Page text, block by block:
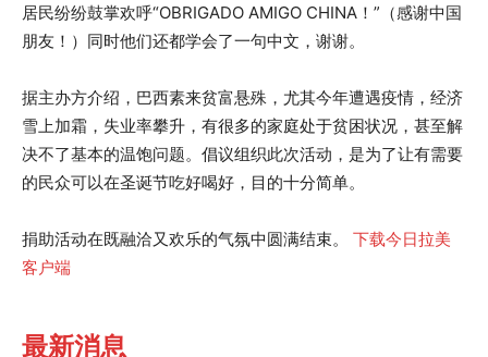
居民纷纷鼓掌欢呼“OBRIGADO AMIGO CHINA！”（感谢中国
朋友！）同时他们还都学会了一句中文，谢谢。
据主办方介绍，巴西素来贫富悬殊，尤其今年遭遇疫情，经济
雪上加霜，失业率攀升，有很多的家庭处于贫困状况，甚至解
决不了基本的温饱问题。倡议组织此次活动，是为了让有需要
的民众可以在圣诞节吃好喝好，目的十分简单。
捐助活动在既融洽又欢乐的气氛中圆满结束。 下载今日拉美
客户端
最新消息